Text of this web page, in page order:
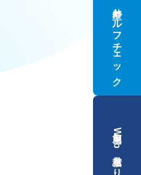
外壁セルフチェック
簡単Web見積もり